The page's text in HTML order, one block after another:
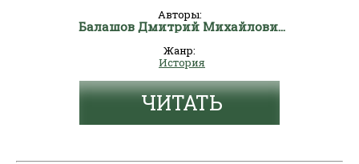
Авторы:
Балашов Дмитрий Михайлович
Жанр:
История
ЧИТАТЬ